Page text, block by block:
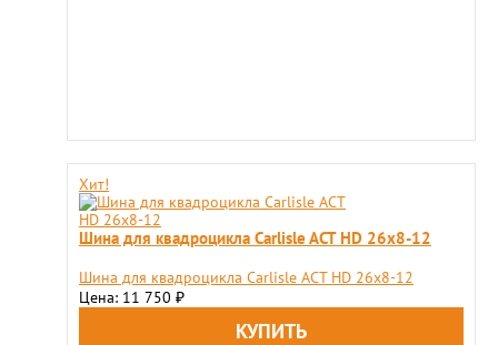
Хит!
Шина для квадроцикла Carlisle ACT HD 26x8-12
Шина для квадроцикла Carlisle ACT HD 26x8-12
Цена: 11 750 ₽